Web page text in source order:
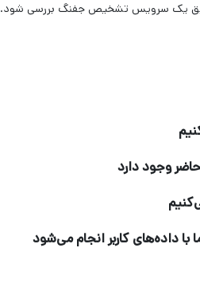
یک سرویس تشخیص جفنگ بررسی شود.
وجود دارد
با داده‌های کاربر انجام می‌شود